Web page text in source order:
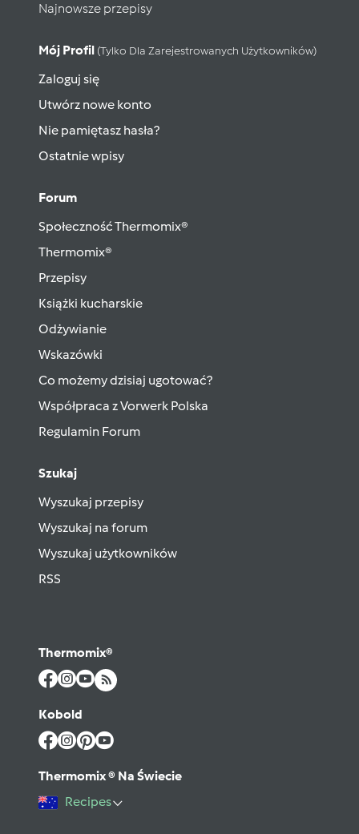
Najnowsze przepisy
Mój Profil (tylko Dla Zarejestrowanych Użytkowników)
Zaloguj się
Utwórz nowe konto
Nie pamiętasz hasła?
Ostatnie wpisy
Forum
Społeczność Thermomix®
Thermomix®
Przepisy
Książki kucharskie
Odżywianie
Wskazówki
Co możemy dzisiaj ugotować?
Współpraca z Vorwerk Polska
Regulamin Forum
Szukaj
Wyszukaj przepisy
Wyszukaj na forum
Wyszukaj użytkowników
RSS
Thermomix®
Kobold
Thermomix ® Na Świecie
Recipes